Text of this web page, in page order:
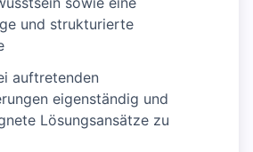
und strukturierte
auftretenden
eigenständig und
Lösungsansätze zu